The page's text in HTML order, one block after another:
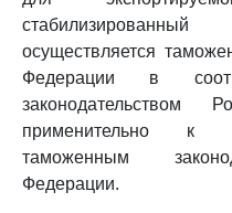
осуществляется
Федерации в
законодательством
применительно к
таможенным
Федерации.